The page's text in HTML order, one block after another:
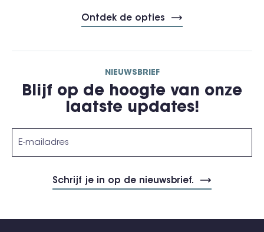
Ontdek de opties
NIEUWSBRIEF
Blijf op de hoogte van onze
laatste updates!